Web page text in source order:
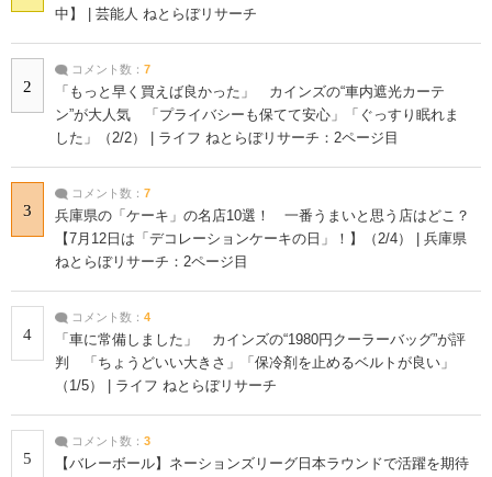
中】 | 芸能人 ねとらぼリサーチ
2
コメント数： 7
「もっと早く買えば良かった」 カインズの“車内遮光カーテ
ン”が大人気 「プライバシーも保てて安心」「ぐっすり眠れま
した」（2/2） | ライフ ねとらぼリサーチ：2ページ目
3
コメント数： 7
兵庫県の「ケーキ」の名店10選！ 一番うまいと思う店はどこ？
【7月12日は「デコレーションケーキの日」！】（2/4） | 兵庫県
ねとらぼリサーチ：2ページ目
4
コメント数： 4
「車に常備しました」 カインズの“1980円クーラーバッグ”が評
判 「ちょうどいい大きさ」「保冷剤を止めるベルトが良い」
（1/5） | ライフ ねとらぼリサーチ
5
コメント数： 3
【バレーボール】ネーションズリーグ日本ラウンドで活躍を期待